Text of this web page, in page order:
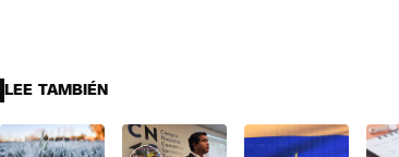
LEE TAMBIÉN